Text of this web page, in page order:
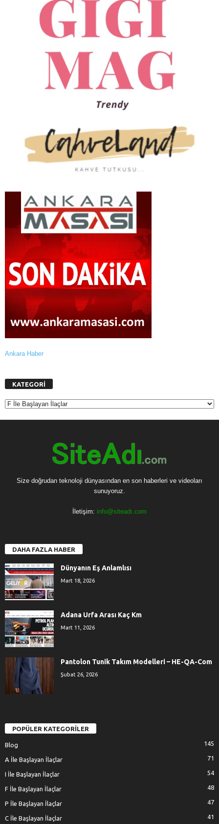
Ankara Haber
KATEGORİ
K
Size doğrudan teknoloji dünyasından en son haberleri ve videoları
sunuyoruz.
İletişim: info@siteadı.com
DAHA FAZLA HABER
Dünyanın Eş Anlamlısı
Mart 18, 2026
Adana Urfa Arası Kaç Km
Mart 11, 2026
Pantolon Tunik Takım Modelleri – HE-QA-Com
Şubat 26, 2026
POPÜLER KATEGORİLER
Blog 145
A İle Başlayan İlaçlar 71
I İle Başlayan İlaçlar 54
F İle Başlayan İlaçlar 48
P İle Başlayan İlaçlar 47
C İle Başlayan İlaçlar 41